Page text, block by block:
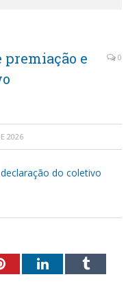
premiação e
0
2026
do coletivo
PinterestLinkedInTumblr